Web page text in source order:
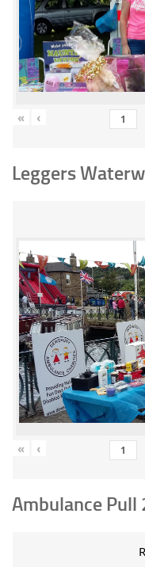
« ‹
Leggers
« ‹
Ambulance Pull